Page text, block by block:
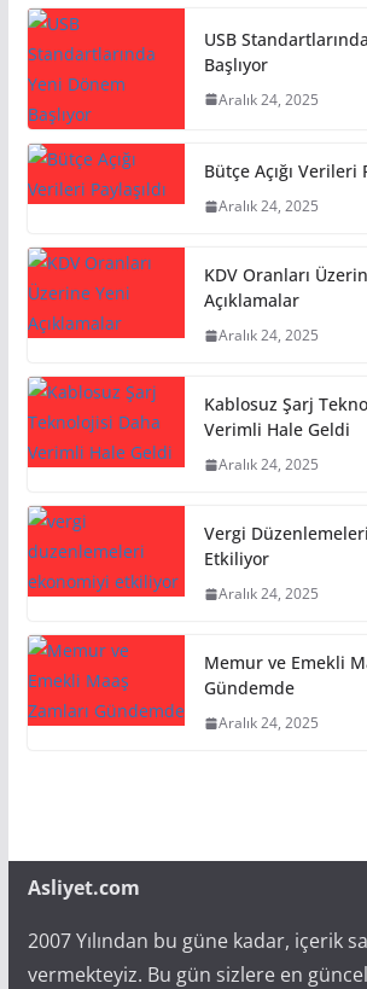
USB
Başlıyor
Aralık 24, 2025
Bütçe Açığı Verileri
Aralık 24, 2025
KDV Oranları
Açıklamalar
Aralık 24, 2025
Kablosuz Şarj
Verimli Hale Geldi
Aralık 24, 2025
Vergi
Etkiliyor
Aralık 24, 2025
Memur ve Emekli
Gündemde
Aralık 24, 2025
Asliyet.com
2007 Yılından bu güne kadar, içerik
vermekteyiz. Bu gün sizlere en